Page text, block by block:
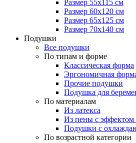
Размер 55x115 см
Размер 60x120 см
Размер 65x125 см
Размер 70x140 см
Подушки
Все подушки
По типам и форме
Классическая форма
Эргономичная
Прочие подушки
Подушка для
По материалам
Из латекса
Из пены с эффектом
Подушки с
По возрастной категории